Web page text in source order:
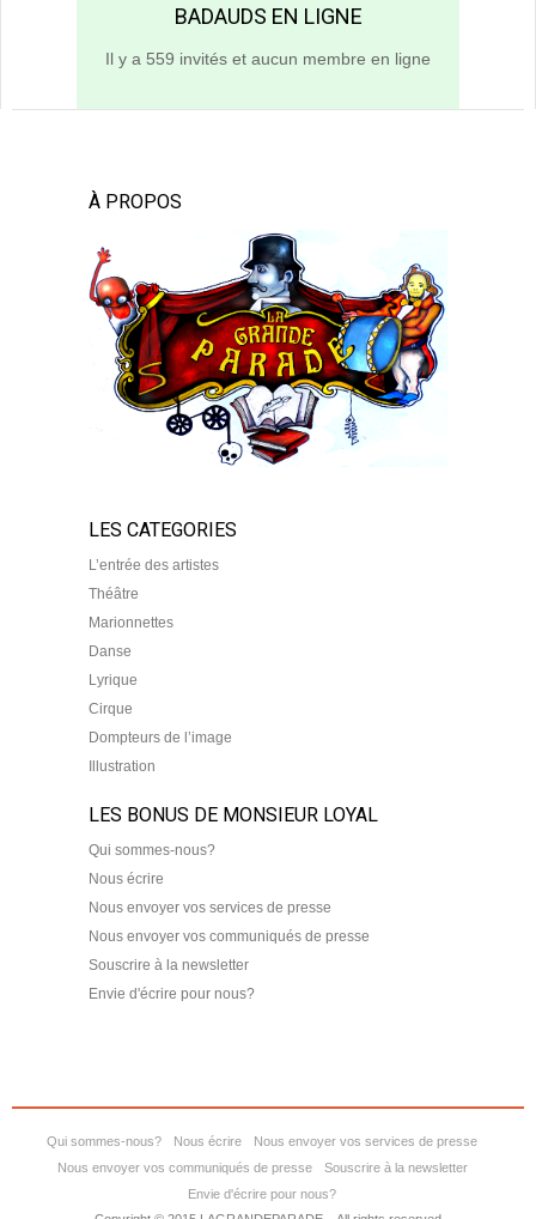
BADAUDS EN LIGNE
Il y a 559 invités et aucun membre en ligne
À PROPOS
LES CATEGORIES
L’entrée des artistes
Théâtre
Marionnettes
Danse
Lyrique
Cirque
Dompteurs de l’image
Illustration
LES BONUS DE MONSIEUR LOYAL
Qui sommes-nous?
Nous écrire
Nous envoyer vos services de presse
Nous envoyer vos communiqués de presse
Souscrire à la newsletter
Envie d'écrire pour nous?
Qui sommes-nous? Nous écrire
Nous envoyer vos services de presse
Nous envoyer vos communiqués de presse
Souscrire à la newsletter
Envie d'écrire pour nous?